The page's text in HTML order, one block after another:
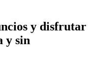
y disfrutar
y sin